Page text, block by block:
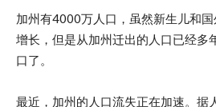
加州有4000万人口，虽然新生儿和
增长，但是从加州迁出的人口已经多
口了。
最近，加州的人口流失正在加速。据